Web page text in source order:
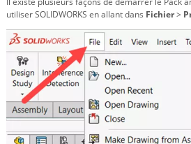
utiliser SOLIDWORKS en allant dans Fichier>